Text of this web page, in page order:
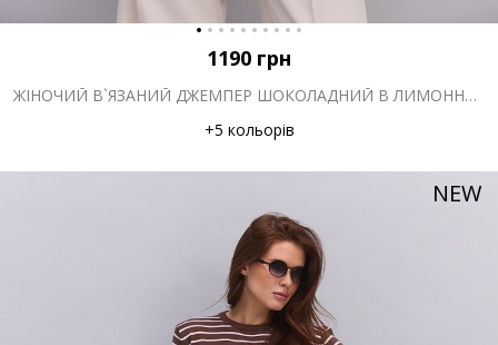
1190 грн
ЖІНОЧИЙ В`ЯЗАНИЙ ДЖЕМПЕР ШОКОЛАДНИЙ В ЛИМОННУ СМУЖКУ
+5 кольорів
NEW